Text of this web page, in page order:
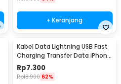
pembelian produk ini:
Type C to Type C Braided Fast
+ Keranjang
Kabel Data Lightning USB Fast
Charging Transfer Data iPhone
2.4A 1M - S-IP5G
Rp7.300
Rp18.900 62%